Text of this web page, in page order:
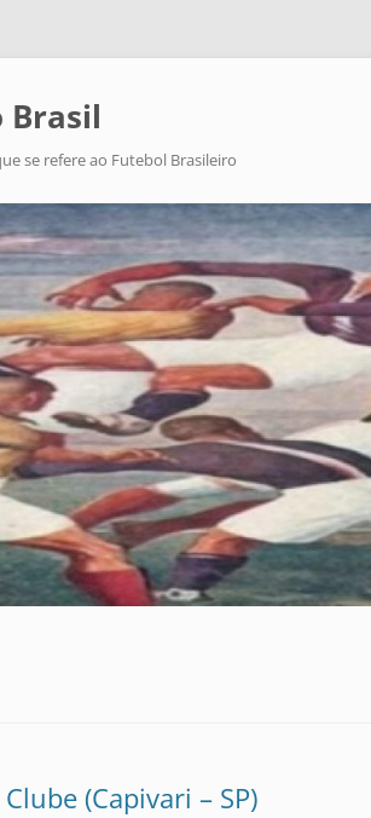
Brasil
se refere ao Futebol Brasileiro
(Capivari – SP)